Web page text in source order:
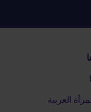
العربية